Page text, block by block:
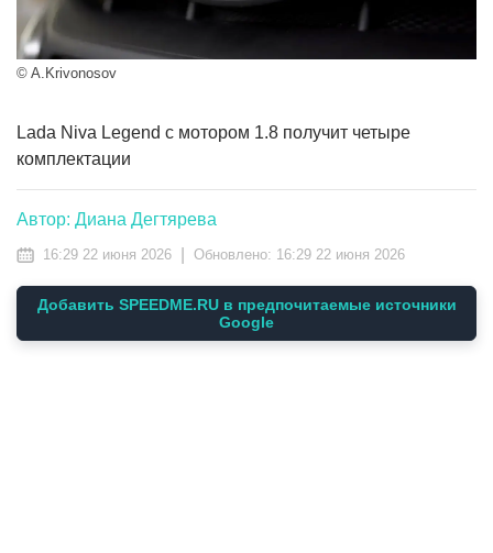
© A.Krivonosov
Lada Niva Legend с мотором 1.8 получит четыре
комплектации
Автор: Диана Дегтярева
16:29 22 июня 2026 Обновлено: 16:29 22 июня 2026
Добавить SPEEDME.RU в предпочитаемые источники
Google